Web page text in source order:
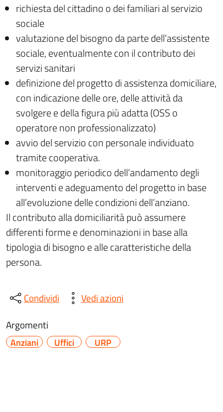
richiesta del cittadino o dei familiari al servizio
sociale
valutazione del bisogno da parte dell’assistente
sociale, eventualmente con il contributo dei
servizi sanitari
definizione del progetto di assistenza domiciliare,
con indicazione delle ore, delle attività da
svolgere e della figura più adatta (OSS o
operatore non professionalizzato)
avvio del servizio con personale individuato
tramite cooperativa.
monitoraggio periodico dell’andamento degli
interventi e adeguamento del progetto in base
all’evoluzione delle condizioni dell’anziano.
Il contributo alla domiciliarità può assumere
differenti forme e denominazioni in base alla
tipologia di bisogno e alle caratteristiche della
persona.
Condividi
Vedi azioni
Argomenti
Anziani Uffici URP